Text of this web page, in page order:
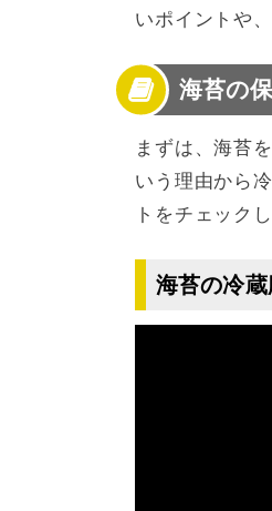
いポイントや
海苔の
まずは、海苔
いう理由から
トをチェック
海苔の冷